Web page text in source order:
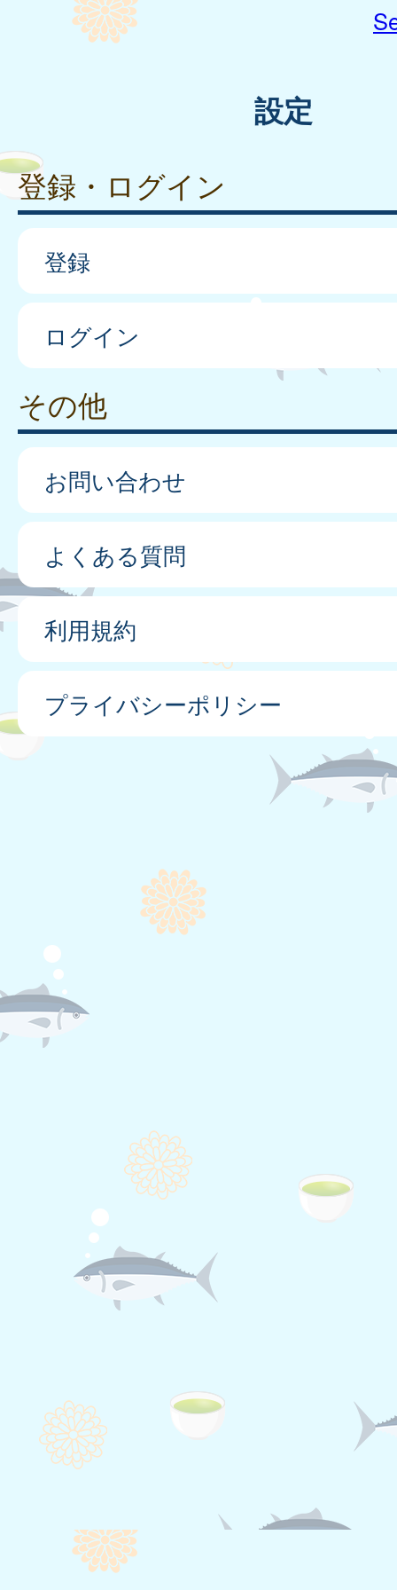
設定
登録・ログイン
登録
ログイン
その他
お問い合わせ
よくある質問
利用規約
プライバシーポリシー